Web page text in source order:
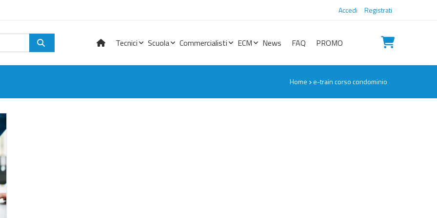
Accedi Registrati
Tecnici Scuola Commercialisti ECM News FAQ PROMO
Home e-train corso condominio